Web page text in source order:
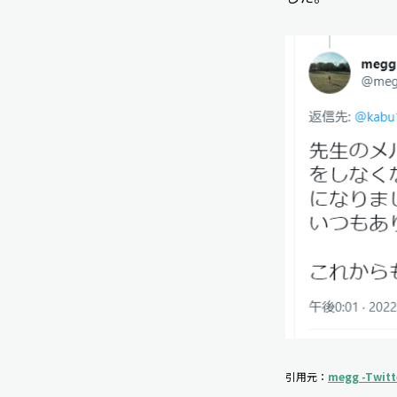
引用元： megg -